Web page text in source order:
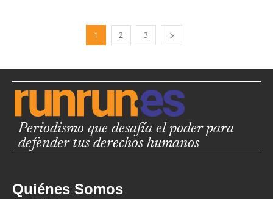
1 2 3
Periodismo que desafía el poder para
defender tus derechos humanos
Quiénes Somos